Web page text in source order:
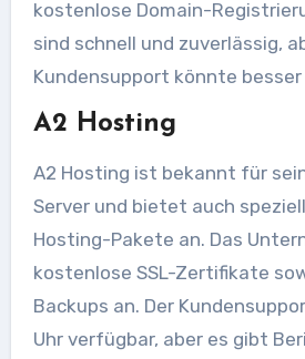
kostenlose Domain-
sind schnell und zuverlässig,
Kundensupport könnte besser
A2 Hosting
A2 Hosting ist bekannt für
Server und bietet auch
Hosting-Pakete an. Das
kostenlose SSL-Zertifikate
Backups an. Der
Uhr verfügbar, aber es gibt